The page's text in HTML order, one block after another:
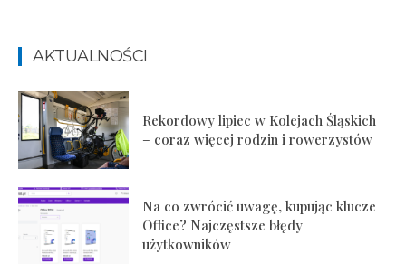
AKTUALNOŚCI
Rekordowy lipiec w Kolejach Śląskich
– coraz więcej rodzin i rowerzystów
Na co zwrócić uwagę, kupując klucze
Office? Najczęstsze błędy
użytkowników